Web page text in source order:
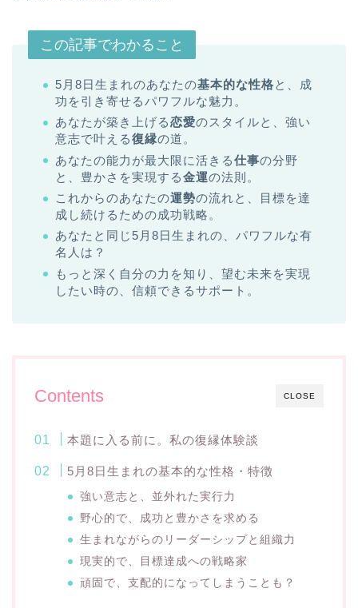
この記事でわかること
5月8日生まれのあなたの基本的な性格と、成
功を引き寄せるパワフルな魅力。
あなたが築き上げる恋愛のスタイルと、強い
意志で叶える復縁の道。
あなたの能力が最大限に活きる仕事の分野
と、豊かさを実現する金運の法則。
これからのあなたの運勢の流れと、目標を達
成し続けるための成功戦略。
あなたと同じ5月8日生まれの、パワフルな有
名人は？
もっと深く自分の力を知り、望む未来を実現
したい時の、信頼できるサポート。
CLOSE
Contents
本題に入る前に。私の復縁体験談
5月8日生まれの基本的な性格・特徴
強い意志と、並外れた実行力
野心的で、成功と豊かさを求める
生まれながらのリーダーシップと組織力
現実的で、目標達成への戦略家
頑固で、支配的になってしまうことも？